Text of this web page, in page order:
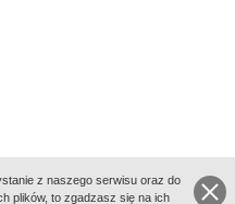
z naszego serwisu oraz do
plików, to zgadzasz się na ich